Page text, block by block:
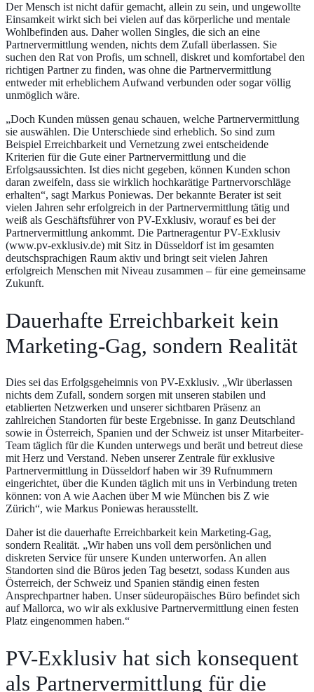
Der Mensch ist nicht dafür gemacht, allein zu sein, und ungewollte
Einsamkeit wirkt sich bei vielen auf das körperliche und mentale
Wohlbefinden aus. Daher wollen Singles, die sich an eine
Partnervermittlung wenden, nichts dem Zufall überlassen. Sie
suchen den Rat von Profis, um schnell, diskret und komfortabel den
richtigen Partner zu finden, was ohne die Partnervermittlung
entweder mit erheblichem Aufwand verbunden oder sogar völlig
unmöglich wäre.
„Doch Kunden müssen genau schauen, welche Partnervermittlung
sie auswählen. Die Unterschiede sind erheblich. So sind zum
Beispiel Erreichbarkeit und Vernetzung zwei entscheidende
Kriterien für die Gute einer Partnervermittlung und die
Erfolgsaussichten. Ist dies nicht gegeben, können Kunden schon
daran zweifeln, dass sie wirklich hochkarätige Partnervorschläge
erhalten“, sagt Markus Poniewas. Der bekannte Berater ist seit
vielen Jahren sehr erfolgreich in der Partnervermittlung tätig und
weiß als Geschäftsführer von PV-Exklusiv, worauf es bei der
Partnervermittlung ankommt. Die Partneragentur PV-Exklusiv
(www.pv-exklusiv.de) mit Sitz in Düsseldorf ist im gesamten
deutschsprachigen Raum aktiv und bringt seit vielen Jahren
erfolgreich Menschen mit Niveau zusammen – für eine gemeinsame
Zukunft.
Dauerhafte Erreichbarkeit kein
Marketing-Gag, sondern Realität
Dies sei das Erfolgsgeheimnis von PV-Exklusiv. „Wir überlassen
nichts dem Zufall, sondern sorgen mit unseren stabilen und
etablierten Netzwerken und unserer sichtbaren Präsenz an
zahlreichen Standorten für beste Ergebnisse. In ganz Deutschland
sowie in Österreich, Spanien und der Schweiz ist unser Mitarbeiter-
Team täglich für die Kunden unterwegs und berät und betreut diese
mit Herz und Verstand. Neben unserer Zentrale für exklusive
Partnervermittlung in Düsseldorf haben wir 39 Rufnummern
eingerichtet, über die Kunden täglich mit uns in Verbindung treten
können: von A wie Aachen über M wie München bis Z wie
Zürich“, wie Markus Poniewas herausstellt.
Daher ist die dauerhafte Erreichbarkeit kein Marketing-Gag,
sondern Realität. „Wir haben uns voll dem persönlichen und
diskreten Service für unsere Kunden unterworfen. An allen
Standorten sind die Büros jeden Tag besetzt, sodass Kunden aus
Österreich, der Schweiz und Spanien ständig einen festen
Ansprechpartner haben. Unser südeuropäisches Büro befindet sich
auf Mallorca, wo wir als exklusive Partnervermittlung einen festen
Platz eingenommen haben.“
PV-Exklusiv hat sich konsequent
als Partnervermittlung für die